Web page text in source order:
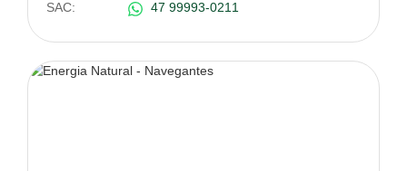
SAC:
47 99993-0211